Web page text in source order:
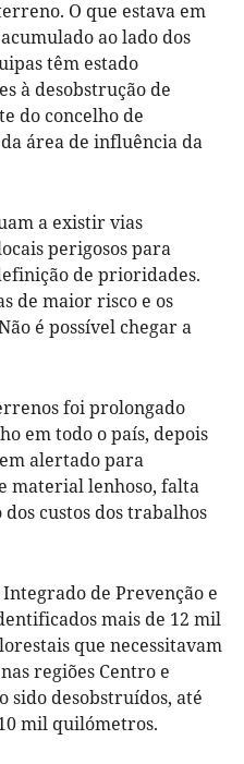
O que estava em
ao lado dos
têm estado
à desobstrução de
do concelho de
área de influência da
a existir vias
perigosos para
de prioridades.
de maior risco e os
é possível chegar a
foi prolongado
em todo o país, depois
alertado para
material lenhoso, falta
custos dos trabalhos
de Prevenção e
mais de 12 mil
que necessitavam
regiões Centro e
sido desobstruídos, até
mil quilómetros.